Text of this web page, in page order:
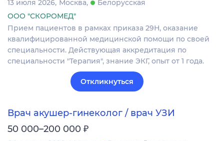
13 июля 2026 Москва
Белорусская
ООО "СКОРОМЕД"
Прием пациентов в рамках приказа 29Н, оказание
квалифицированной медицинской помощи по своей
специальности. Действующая аккредитация по
специальности "Терапия", знание ЭКГ, опыт от 1 года.
Откликнуться
Врач акушер-гинеколог / врач УЗИ
50 000–200 000 ₽